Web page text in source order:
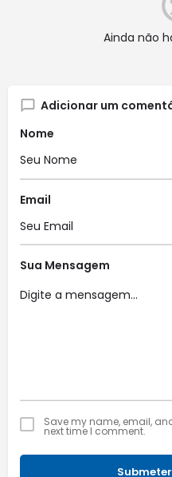
Ainda não
Adicionar um
Nome
Email
Sua Mensagem
Save my name, email,
next time I comment.